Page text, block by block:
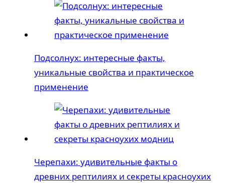
Подсолнух: интересные факты,
уникальные свойства и практическое
применение
Черепахи: удивительные факты о
древних рептилиях и секреты красноухих